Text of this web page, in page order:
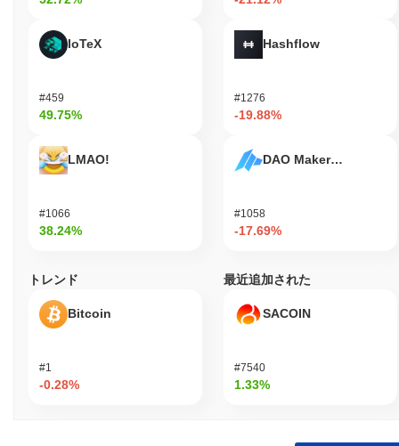
IoTeX
#459
49.75%
LMAO!
#1066
38.24%
Hashflow
#1276
-19.88%
DAO Maker Token
#1058
-17.69%
トレンド
Bitcoin
#1
-0.28%
最近追加された
SACOIN
#7540
1.33%